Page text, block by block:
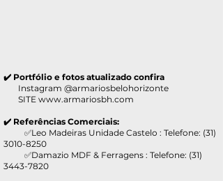
✔️ Portfólio e fotos atualizado confira
Instagram @armariosbelohorizonte
SITE www.armariosbh.com
✔️ Referências Comerciais:
✅Leo Madeiras Unidade Castelo : Telefone: (31)
3010-8250
✅Damazio MDF & Ferragens : Telefone: (31)
3443-7820